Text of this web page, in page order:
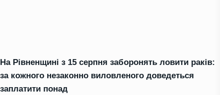
На Рівненщині з 15 серпня заборонять ловити раків:
за кожного незаконно виловленого доведеться
заплатити понад